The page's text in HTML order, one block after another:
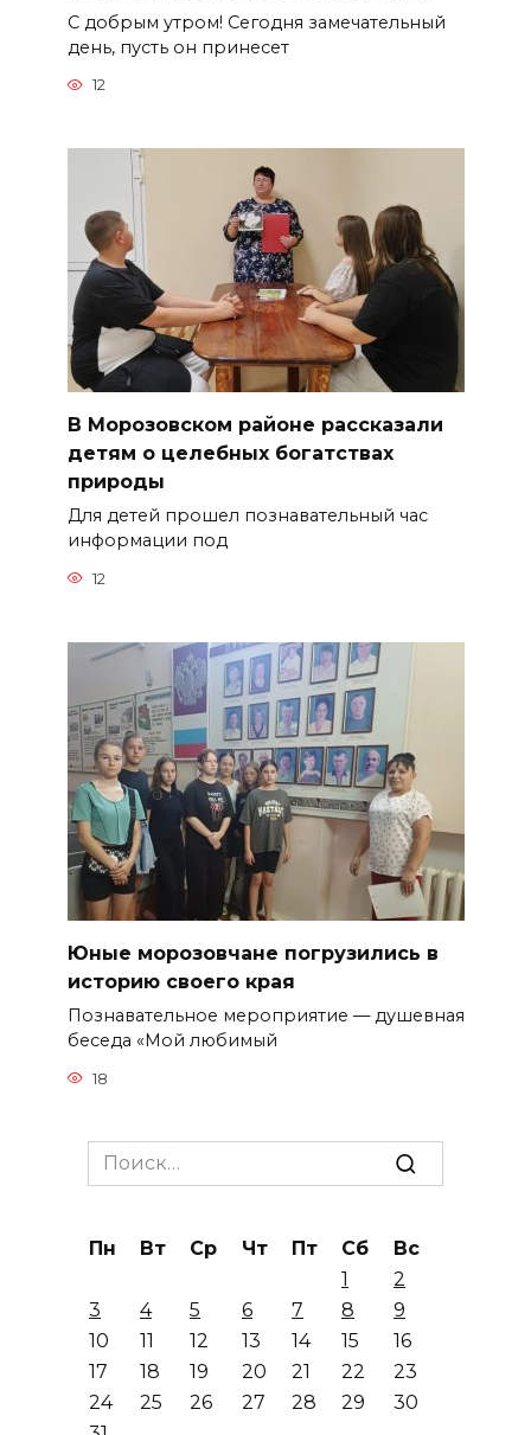
С добрым утром! Сегодня замечательный
день, пусть он принесет
12
В Морозовском районе рассказали
детям о целебных богатствах
природы
Для детей прошел познавательный час
информации под
12
Юные морозовчане погрузились в
историю своего края
Познавательное мероприятие — душевная
беседа «Мой любимый
18
Search
for:
Пн Вт Ср Чт Пт Сб
Вс
1
2
3
4 5 6 7 8
9
10
11 12 13 14 15
16
17
18 19 20 21 22
23
24
25 26 27 28 29
30